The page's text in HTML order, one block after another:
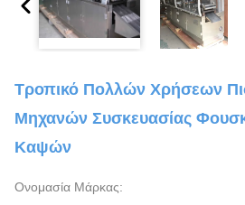
Τροπικό Πολλών Χρήσεων
Μηχανών Συσκευασίας
Καψών
Ονομασία Μάρκας: